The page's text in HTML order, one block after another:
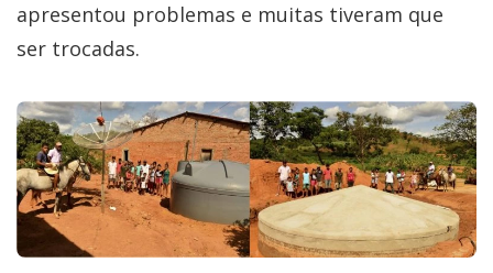
apresentou problemas e muitas tiveram que
ser trocadas.